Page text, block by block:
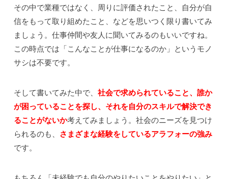
その中で業種ではなく、周りに評価されたこと、自分が自
信をもって取り組めたこと、などを思いつく限り書いてみ
ましょう。仕事仲間や友人に聞いてみるのもいいですね。
この時点では「こんなことが仕事になるのか」というモノ
サシは不要です。
そして書いてみた中で、 社会で求められていること、誰か
が困っていることを探し、それを自分のスキルで解決でき
ることがないか考えてみましょう。社会のニーズを見つけ
られるのも、
さまざまな経験をしているアラフォーの強み
です。